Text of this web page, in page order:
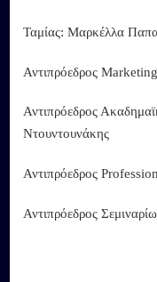
Ταμίας: Μαρκέλλα
Αντιπρόεδρος
Αντιπρόεδρος
Ντουντουνάκης
Αντιπρόεδρος
Αντιπρόεδρος